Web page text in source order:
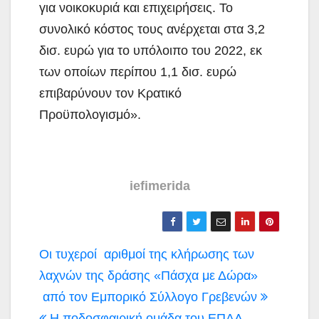
για νοικοκυριά και επιχειρήσεις. Το
συνολικό κόστος τους ανέρχεται στα 3,2
δισ. ευρώ για το υπόλοιπο του 2022, εκ
των οποίων περίπου 1,1 δισ. ευρώ
επιβαρύνουν τον Κρατικό
Προϋπολογισμό».
iefimerida
Πλοήγηση
άρθρων
Οι τυχεροί αριθμοί της κλήρωσης των
λαχνών της δράσης «Πάσχα με Δώρα»
από τον Εμπορικό Σύλλογο Γρεβενών